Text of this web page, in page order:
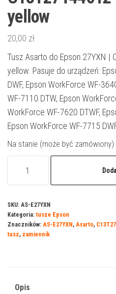
yellow
20,00 zł
Tusz Asarto do Epson 27YXN |
yellow. Pasuje do urządzeń:
DWF, Epson WorkForce WF-
WF-7110 DTW, Epson
WorkForce WF-7620 DTWF,
Epson WorkForce WF-7715
Na stanie (może być zamówiony)
do
Epson
27YXN
1100
SKU: AS-E27YXN
Kategoria: tusze Epson
Znaczników: AS-E27YXN, Asarto,
tusz, zamiennik
Opis